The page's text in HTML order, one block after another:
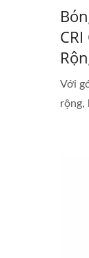
Với
rộng,